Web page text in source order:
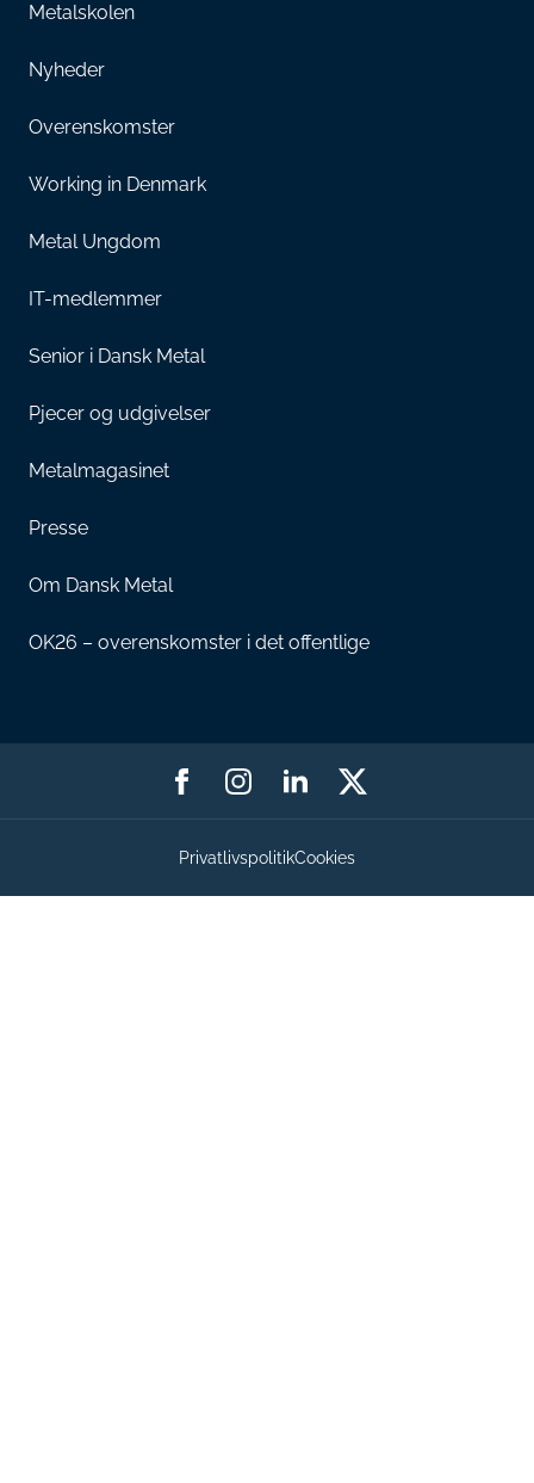
Metalskolen
Nyheder
Overenskomster
Working in Denmark
Metal Ungdom
IT-medlemmer
Senior i Dansk Metal
Pjecer og udgivelser
Metalmagasinet
Presse
Om Dansk Metal
OK26 – overenskomster i det offentlige
PrivatlivspolitikCookies